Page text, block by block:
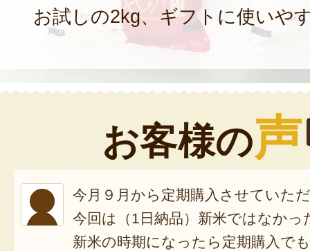
お試しの2kg、ギフトに使いや
お客様の声
今月９月から定期購入させていた
今回は（1日納品）新米ではなかっ
新米の時期になったら定期購入で